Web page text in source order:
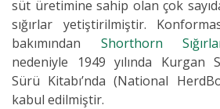
süt üretimine sahip olan çok
sığırlar yetiştirilmiştir.
bakımından Shorthorn
nedeniyle 1949 yılında Kurgan
Sürü Kitabı’nda (National
kabul edilmiştir.